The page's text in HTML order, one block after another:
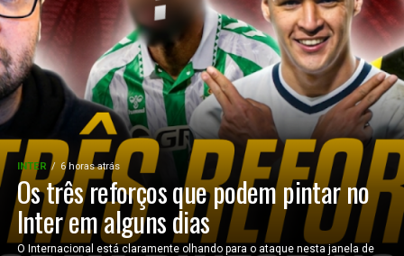
INTER 6 horas atrás
Os três reforços que podem pintar no
Inter em alguns dias
O Internacional está claramente olhando para o ataque nesta janela de